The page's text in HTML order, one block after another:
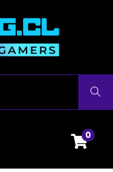
Buscar
0